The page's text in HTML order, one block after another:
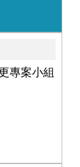
專案小組